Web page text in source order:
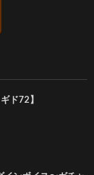
ド72】